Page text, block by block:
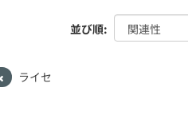
並び順
ライセ